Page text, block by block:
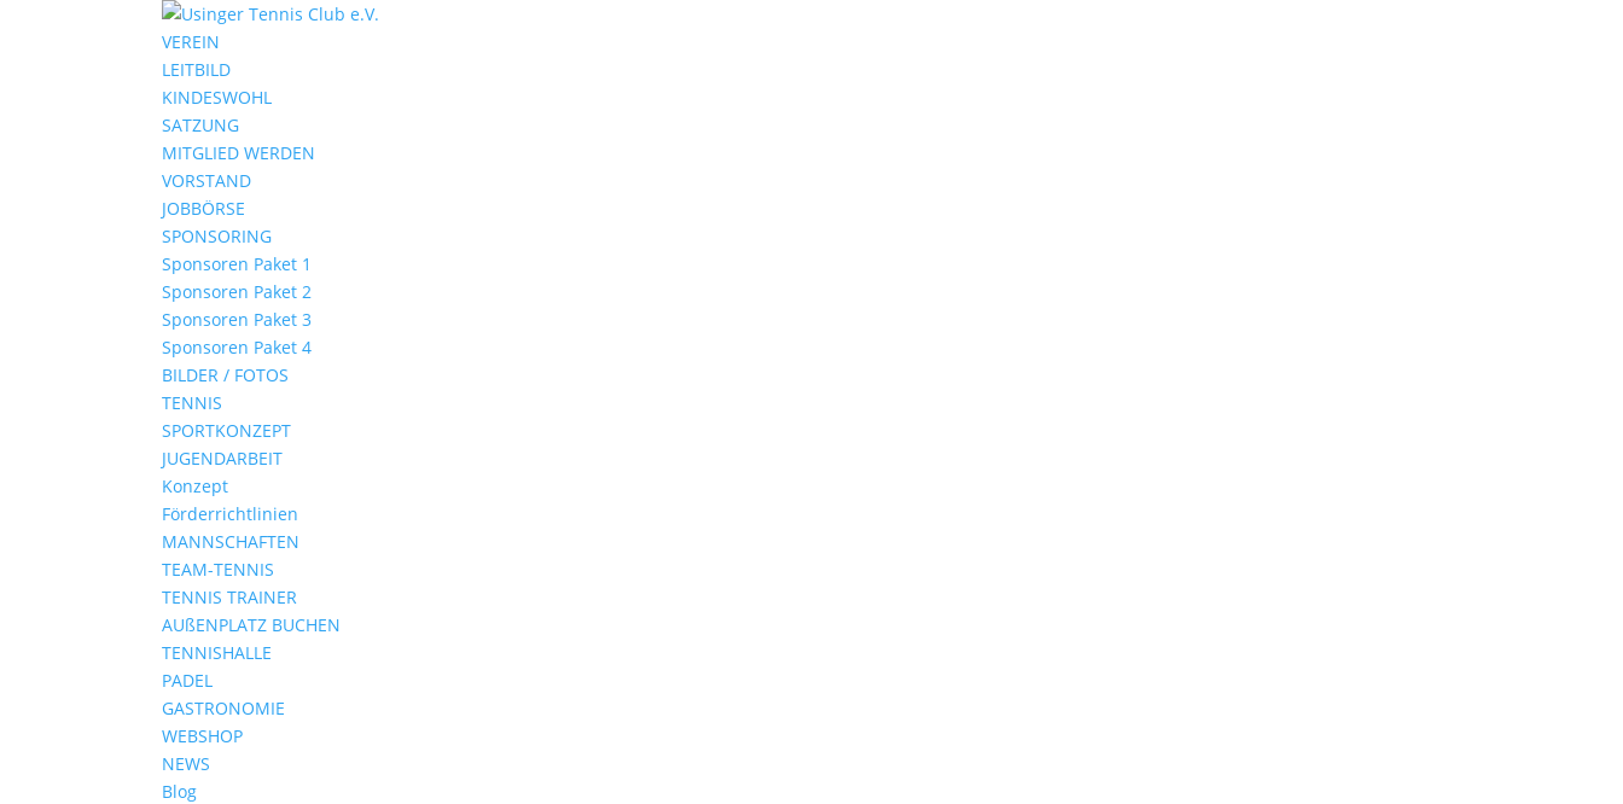
VEREIN
LEITBILD
KINDESWOHL
SATZUNG
MITGLIED WERDEN
VORSTAND
JOBBÖRSE
SPONSORING
Sponsoren Paket 1
Sponsoren Paket 2
Sponsoren Paket 3
Sponsoren Paket 4
BILDER / FOTOS
TENNIS
SPORTKONZEPT
JUGENDARBEIT
Konzept
Förderrichtlinien
MANNSCHAFTEN
TEAM-TENNIS
TENNIS TRAINER
AUßENPLATZ BUCHEN
TENNISHALLE
PADEL
GASTRONOMIE
WEBSHOP
NEWS
Blog